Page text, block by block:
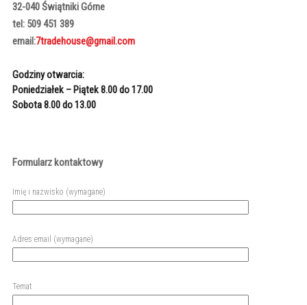
32-040 Świątniki Górne
tel: 509 451 389
email:7tradehouse@gmail.com
Godziny otwarcia:
Poniedziałek – Piątek 8.00 do 17.00
Sobota 8.00 do 13.00
Formularz kontaktowy
Imię i nazwisko (wymagane)
Adres email (wymagane)
Temat